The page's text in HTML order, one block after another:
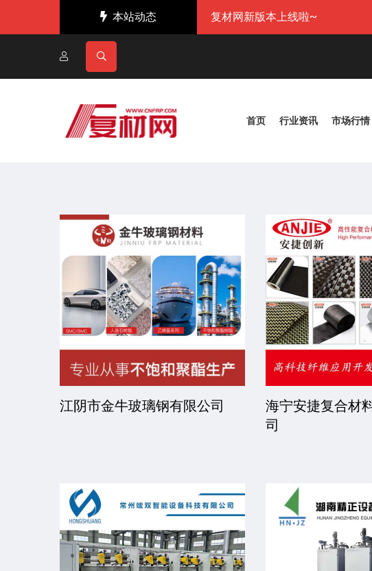
本站动态 复材网新版本上线啦~
首页 行业资讯 市场行情
江阴市金牛玻璃钢有限公司
海宁安捷复合材
司